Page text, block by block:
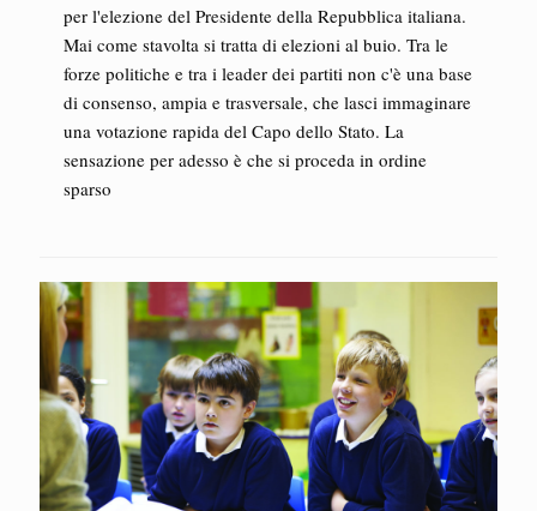
per l'elezione del Presidente della Repubblica italiana.
Mai come stavolta si tratta di elezioni al buio. Tra le
forze politiche e tra i leader dei partiti non c'è una base
di consenso, ampia e trasversale, che lasci immaginare
una votazione rapida del Capo dello Stato. La
sensazione per adesso è che si proceda in ordine
sparso